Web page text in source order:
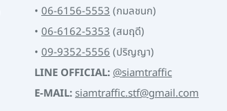
• 06-6156-5553(กมลชนก)
• 06-6162-5353(สมฤดี)
• 09-9352-5556(ปริญญา)
LINE OFFICIAL:@siamtraffic
E-MAIL:siamtraffic.stf@gmail.com